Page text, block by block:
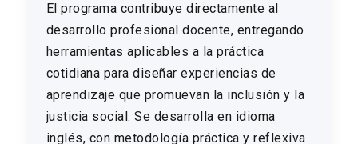
El programa contribuye directamente al
desarrollo profesional docente, entregando
herramientas aplicables a la práctica
cotidiana para diseñar experiencias de
aprendizaje que promuevan la inclusión y la
justicia social. Se desarrolla en idioma
inglés, con metodología práctica y reflexiva